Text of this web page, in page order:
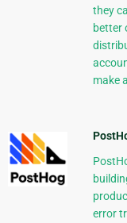
they
better
make
error